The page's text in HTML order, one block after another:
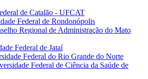
de Catalão - UFCAT
Federal de Rondonópolis
Regional de Administração do Mato
Federal de Jataí
Federal do Rio Grande do Norte
Federal de Ciência da Saúde de